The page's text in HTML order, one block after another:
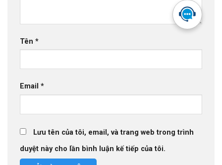
Tên *
Email *
Lưu tên của tôi, email, và trang web trong trình
duyệt này cho lần bình luận kế tiếp của tôi.